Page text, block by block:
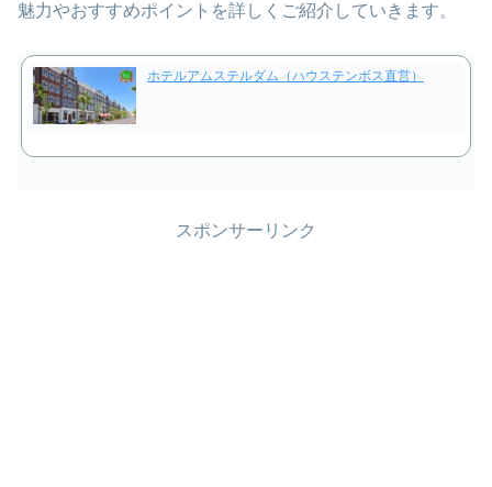
魅力やおすすめポイントを詳しくご紹介していきます。
ホテルアムステルダム（ハウステンボス直営）
スポンサーリンク